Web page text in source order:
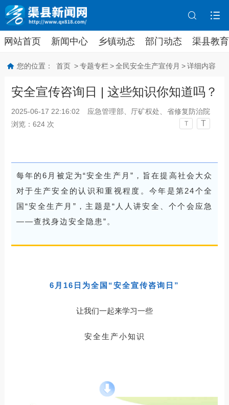
网站首页 新闻中心 乡镇动态 部门动态 渠县教育
您的位置： 首页 > 专题专栏 > 全民安全生产宣传月 > 详细内容
安全宣传咨询日 | 这些知识你知道吗？
2025-06-17 22:16:02
应急管理部、厅矿权处、省修复防治院
浏览： 624次 T T
每年的6月被定为“安全生产月”，旨在提高社会大众
对于生产安全的认识和重视程度。今年是第24个全
国“安全生产月”，主题是“人人讲安全、个个会应急
——查找身边安全隐患”。
6月16日为全国“安全宣传咨询日”
让我们一起来学习一些
安全生产小知识